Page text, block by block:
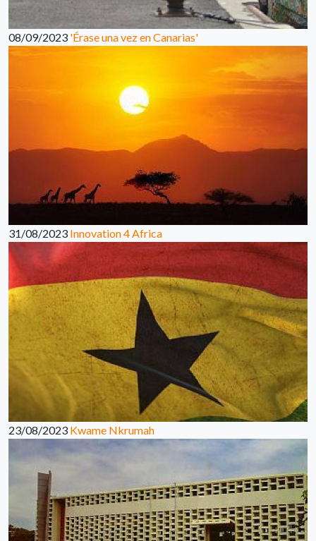
08/09/2023 'Érase una vez en Canarias'
31/08/2023 Innovation 4 Africa
23/08/2023 Kwame Nkrumah